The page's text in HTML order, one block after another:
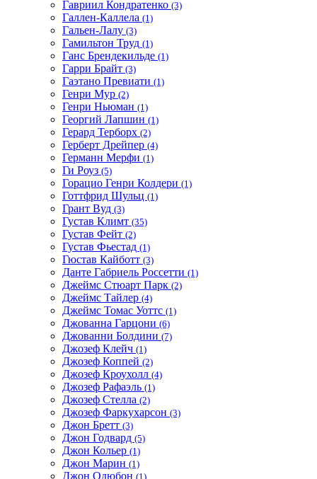
Гавриил Кондратенко (3)
Галлен-Каллела (1)
Гальен-Лалу (3)
Гамильтон Труд (1)
Ганс Брендекильде (1)
Гарри Брайт (3)
Гаэтано Превиати (1)
Генри Мур (2)
Генри Ньюман (1)
Георгий Лапшин (1)
Герард Терборх (2)
Герберт Дрейпер (4)
Германн Мерфи (1)
Ги Роуз (5)
Горацио Генри Колдери (1)
Готтфрид Шульц (1)
Грант Вуд (3)
Густав Климт (35)
Густав Фейт (2)
Густав Фьестад (1)
Гюстав Кайботт (3)
Данте Габриель Россетти (1)
Джеймс Стюарт Парк (2)
Джеймс Тайлер (4)
Джеймс Томас Уоттс (1)
Джованна Гарцони (6)
Джованни Болдини (7)
Джозеф Клейч (1)
Джозеф Коппей (2)
Джозеф Кроухолл (4)
Джозеф Рафаэль (1)
Джозеф Стелла (2)
Джозеф Фаркухарсон (3)
Джон Бретт (3)
Джон Годвард (5)
Джон Кольер (1)
Джон Марин (1)
Джон Одюбон (1)